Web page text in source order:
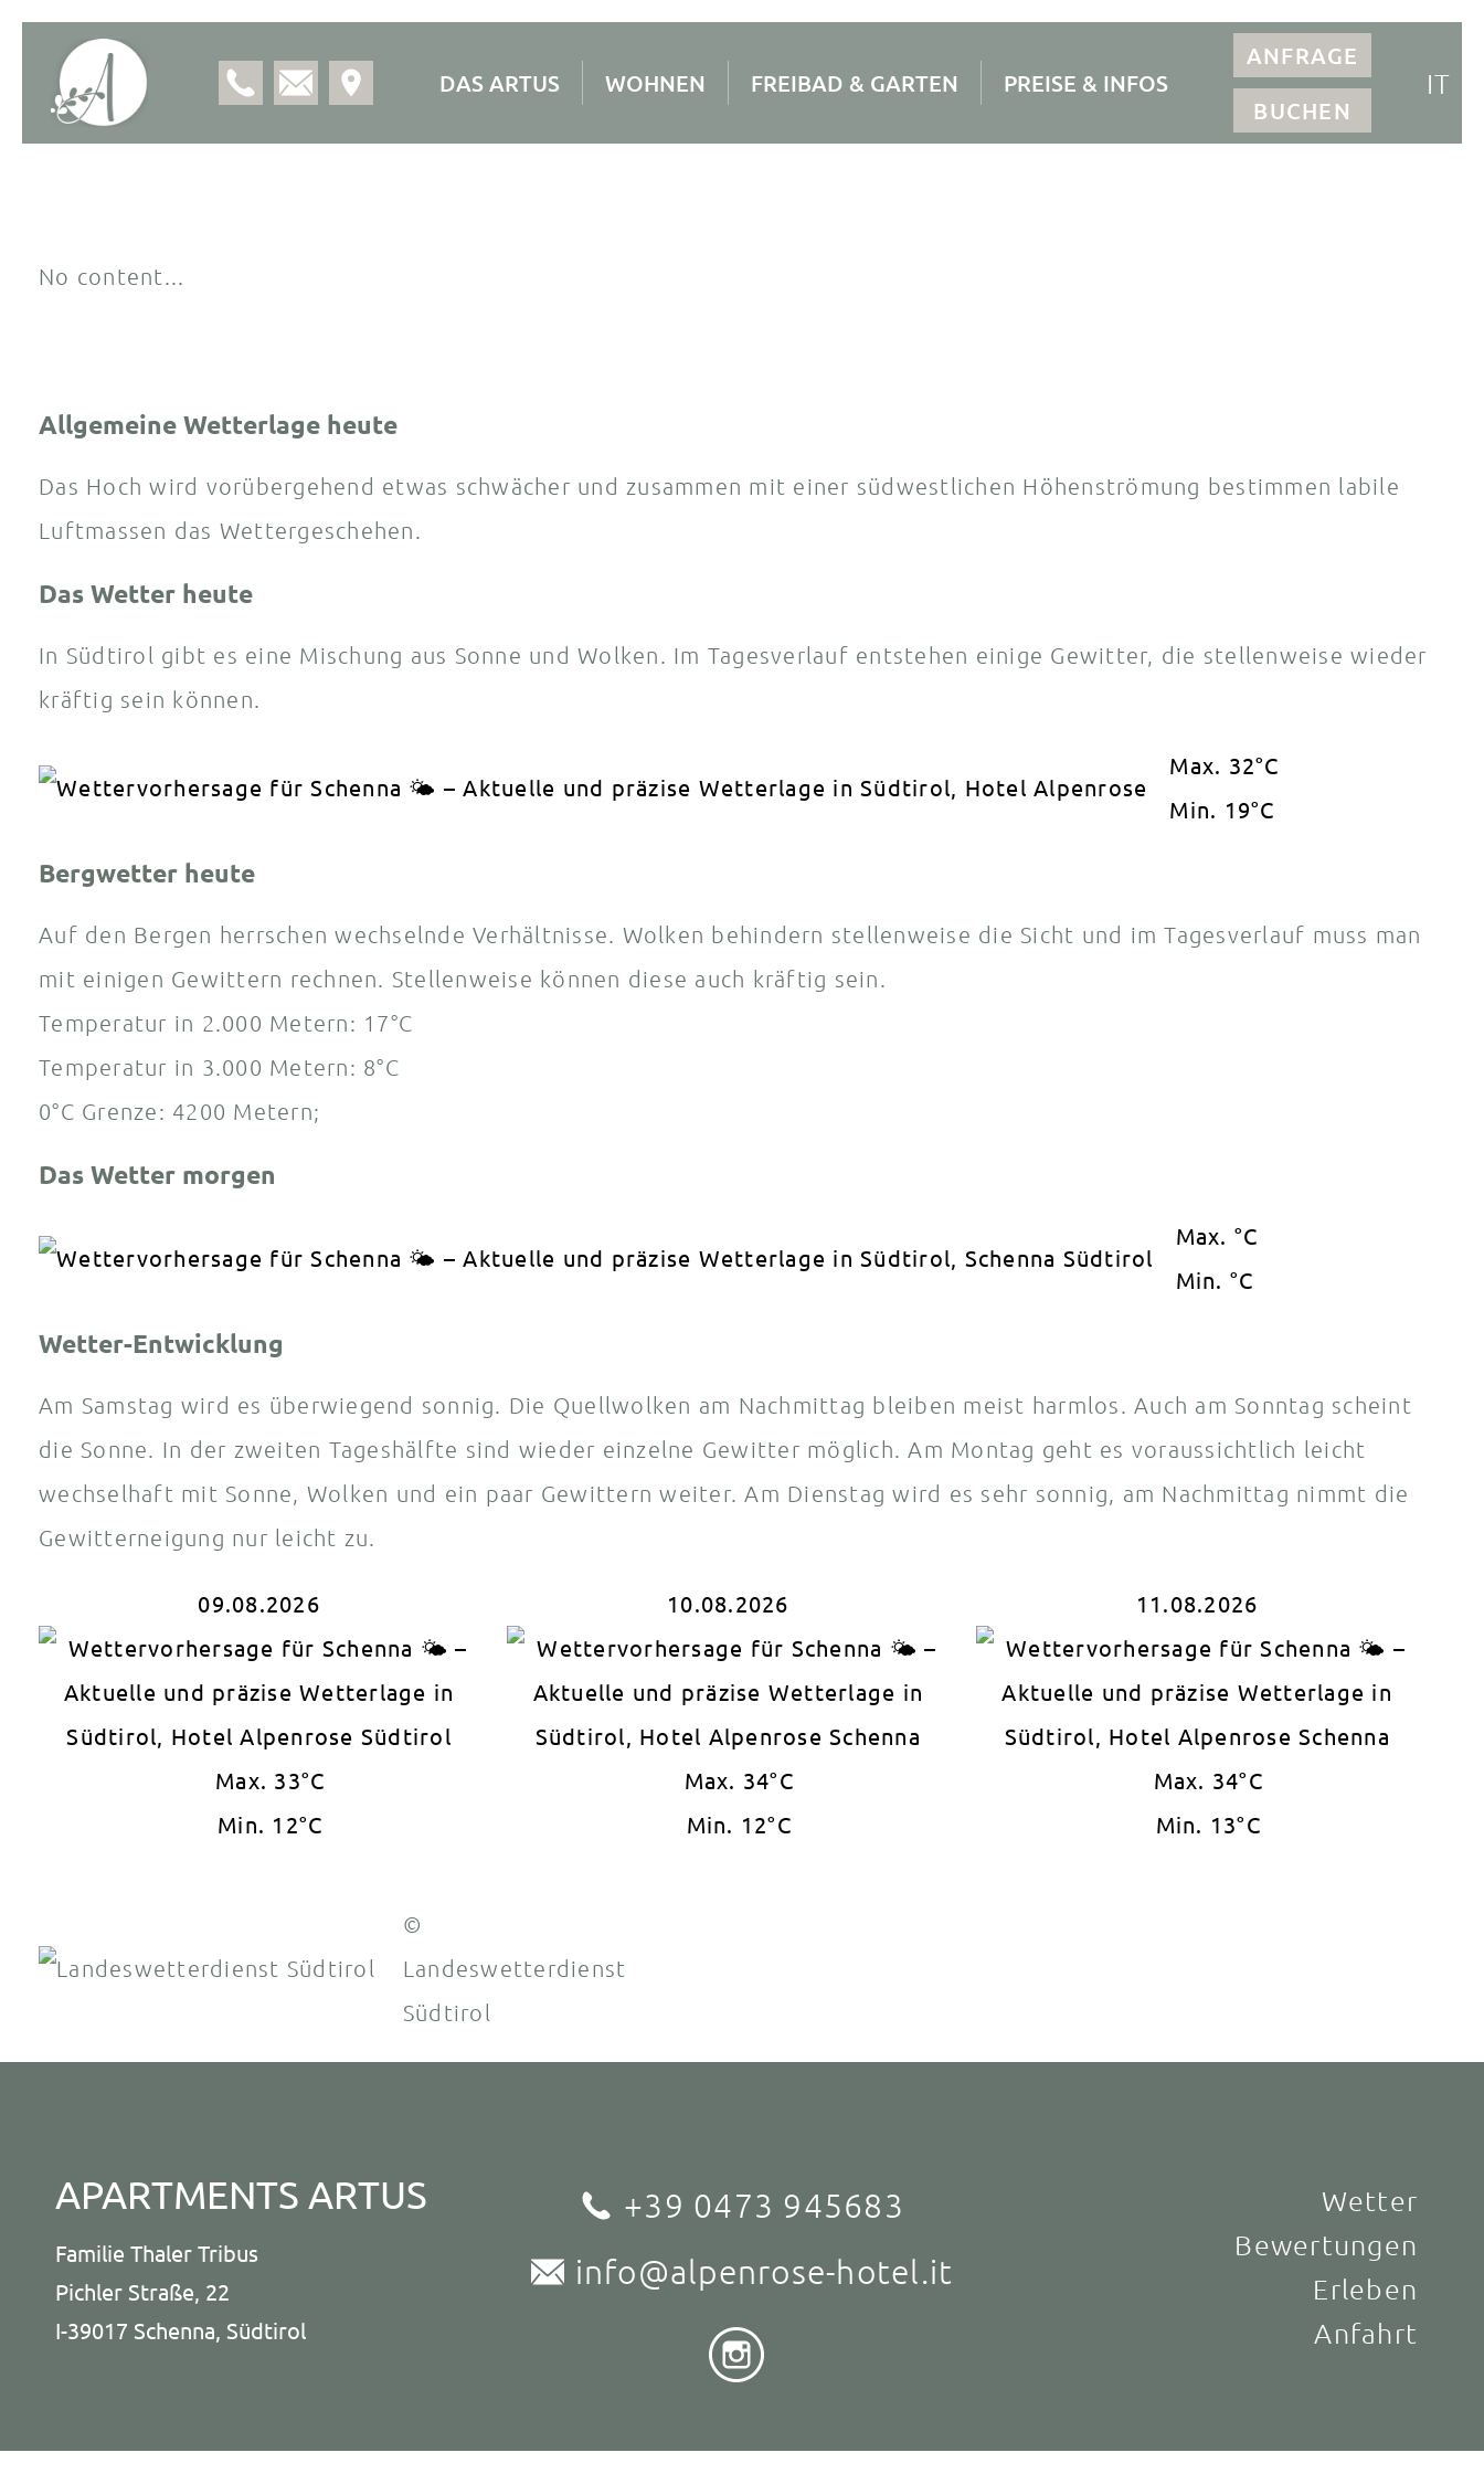
DAS ARTUS WOHNEN FREIBAD & GARTEN PREISE & INFOS
ANFRAGE
BUCHEN
IT
No content...
Allgemeine Wetterlage heute
Das Hoch wird vorübergehend etwas schwächer und zusammen mit einer südwestlichen Höhenströmung bestimmen labile
Luftmassen das Wettergeschehen.
Das Wetter heute
In Südtirol gibt es eine Mischung aus Sonne und Wolken. Im Tagesverlauf entstehen einige Gewitter, die stellenweise wieder
kräftig sein können.
Max. 32°C
Min. 19°C
Bergwetter heute
Auf den Bergen herrschen wechselnde Verhältnisse. Wolken behindern stellenweise die Sicht und im Tagesverlauf muss man
mit einigen Gewittern rechnen. Stellenweise können diese auch kräftig sein.
Temperatur in 2.000 Metern: 17°C
Temperatur in 3.000 Metern: 8°C
0°C Grenze: 4200 Metern;
Das Wetter morgen
Max. °C
Min. °C
Wetter-Entwicklung
Am Samstag wird es überwiegend sonnig. Die Quellwolken am Nachmittag bleiben meist harmlos. Auch am Sonntag scheint
die Sonne. In der zweiten Tageshälfte sind wieder einzelne Gewitter möglich. Am Montag geht es voraussichtlich leicht
wechselhaft mit Sonne, Wolken und ein paar Gewittern weiter. Am Dienstag wird es sehr sonnig, am Nachmittag nimmt die
Gewitterneigung nur leicht zu.
09.08.2026
Max. 33°C
Min. 12°C
10.08.2026
Max. 34°C
Min. 12°C
11.08.2026
Max. 34°C
Min. 13°C
©
Landeswetterdienst
Südtirol
APARTMENTS ARTUS
Familie Thaler Tribus
Pichler Straße, 22
I-39017 Schenna, Südtirol
+39 0473 945683
info@alpenrose-hotel.it
Wetter
Bewertungen
Erleben
Anfahrt